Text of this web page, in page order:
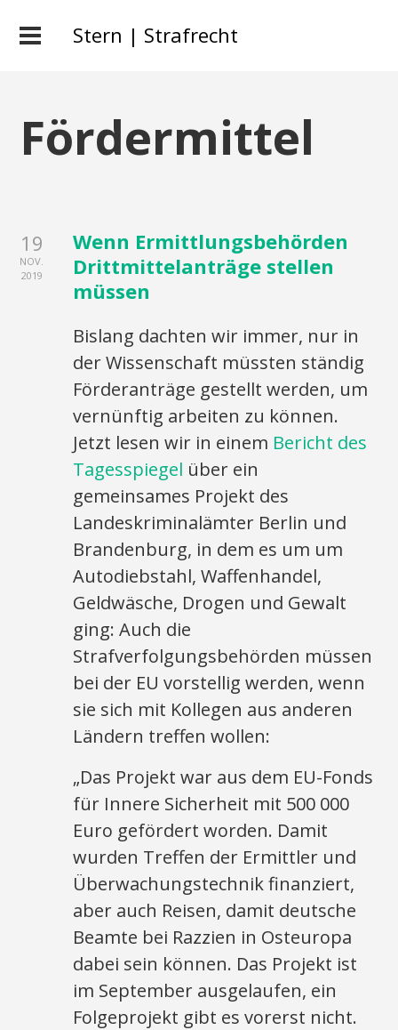
Stern | Strafrecht
Fördermittel
19
NOV.
2019
Wenn Ermittlungsbehörden
Drittmittelanträge stellen
müssen
Bislang dachten wir immer, nur in
der Wissenschaft müssten ständig
Förderanträge gestellt werden, um
vernünftig arbeiten zu können.
Jetzt lesen wir in einem Bericht des
Tagesspiegel über ein
gemeinsames Projekt des
Landeskriminalämter Berlin und
Brandenburg, in dem es um um
Autodiebstahl, Waffenhandel,
Geldwäsche, Drogen und Gewalt
ging: Auch die
Strafverfolgungsbehörden müssen
bei der EU vorstellig werden, wenn
sie sich mit Kollegen aus anderen
Ländern treffen wollen:
„Das Projekt war aus dem EU-Fonds
für Innere Sicherheit mit 500 000
Euro gefördert worden. Damit
wurden Treffen der Ermittler und
Überwachungstechnik finanziert,
aber auch Reisen, damit deutsche
Beamte bei Razzien in Osteuropa
dabei sein können. Das Projekt ist
im September ausgelaufen, ein
Folgeprojekt gibt es vorerst nicht.